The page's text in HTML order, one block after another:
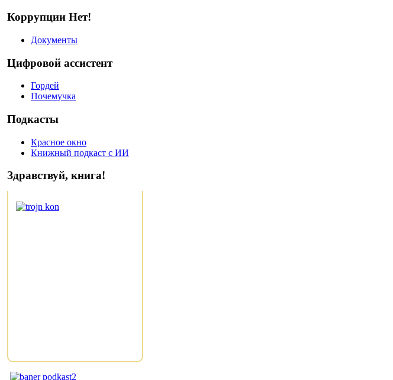
Коррупции Нет!
Документы
Цифровой ассистент
Гордей
Почемучка
Подкасты
Красное окно
Книжный подкаст с ИИ
Здравствуй, книга!